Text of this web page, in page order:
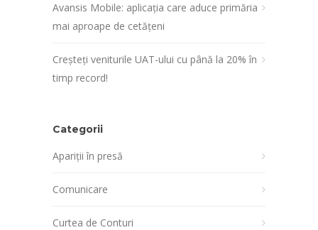
Avansis Mobile: aplicația care aduce primăria
mai aproape de cetățeni
Creșteți veniturile UAT-ului cu până la 20% în
timp record!
Categorii
Apariții în presă
Comunicare
Curtea de Conturi